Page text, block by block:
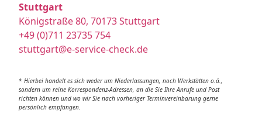
Stuttgart
Königstraße 80, 70173 Stuttgart
+49 (0)711 23735 754
stuttgart@e-service-check.de
* Hierbei handelt es sich weder um Niederlassungen, noch Werkstätten o.ä.,
sondern um reine Korrespondenz-Adressen, an die Sie Ihre Anrufe und Post
richten können und wo wir Sie nach vorheriger Terminvereinbarung gerne
persönlich empfangen.